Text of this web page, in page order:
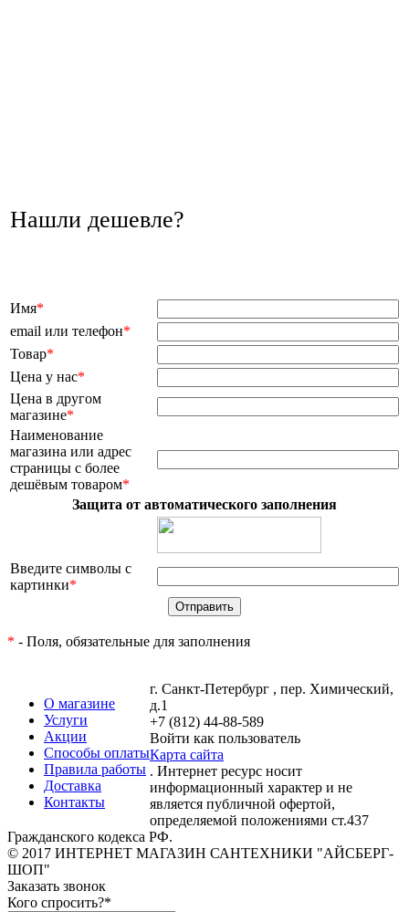
Нашли дешевле?
Имя*
email или телефон*
Товар*
Цена у нас*
Цена в другом
магазине*
Наименование
магазина или адрес
страницы с более
дешёвым товаром*
Защита от автоматического заполнения
Введите символы с
картинки*
* - Поля, обязательные для заполнения
О магазине
Услуги
Акции
Способы оплаты
Правила работы
Доставка
Контакты
г. Санкт-Петербург , пер. Химический,
д.1
+7 (812) 44-88-589
Войти как пользователь
Карта сайта
. Интернет ресурс носит
информационный характер и не
является публичной офертой,
определяемой положениями ст.437
Гражданского кодекса РФ.
© 2017 ИНТЕРНЕТ МАГАЗИН САНТЕХНИКИ "АЙСБЕРГ-
ШОП"
Заказать звонок
Кого спросить?*